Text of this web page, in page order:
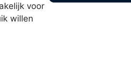
voor
willen